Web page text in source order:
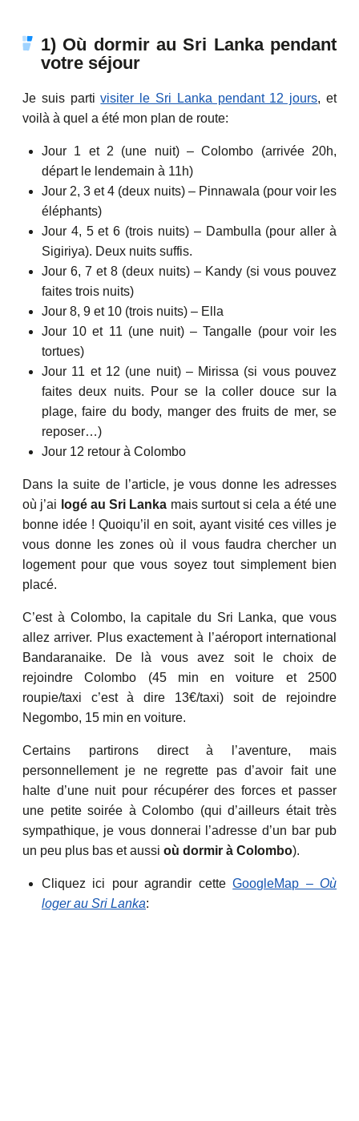
1) Où dormir au Sri Lanka pendant
votre séjour
Je suis partivisiter le Sri Lanka pendant 12 jours, et
voilà à quel a été mon plan de route:
Jour 1 et 2 (une nuit) – Colombo (arrivée 20h,
départ le lendemain à 11h)
Jour 2, 3 et 4 (deux nuits) – Pinnawala (pour voir les
éléphants)
Jour 4, 5 et 6 (trois nuits) – Dambulla (pour aller à
Sigiriya). Deux nuits suffis.
Jour 6, 7 et 8 (deux nuits) – Kandy (si vous pouvez
faites trois nuits)
Jour 8, 9 et 10 (trois nuits) – Ella
Jour 10 et 11 (une nuit) – Tangalle (pour voir les
tortues)
Jour 11 et 12 (une nuit) – Mirissa (si vous pouvez
faites deux nuits. Pour se la coller douce sur la
plage, faire du body, manger des fruits de mer, se
reposer…)
Jour 12 retour à Colombo
Dans la suite de l’article, je vous donne les adresses
où j’ai logé au Sri Lanka mais surtout si cela a été une
bonne idée ! Quoiqu’il en soit, ayant visité ces villes je
vous donne les zones où il vous faudra chercher un
logement pour que vous soyez tout simplement bien
placé.
C’est à Colombo, la capitale du Sri Lanka, que vous
allez arriver. Plus exactement à l’aéroport international
Bandaranaike. De là vous avez soit le choix de
rejoindre Colombo (45 min en voiture et 2500
roupie/taxi c’est à dire 13€/taxi) soit de rejoindre
Negombo, 15 min en voiture.
Certains partirons direct à l’aventure, mais
personnellement je ne regrette pas d’avoir fait une
halte d’une nuit pour récupérer des forces et passer
une petite soirée à Colombo (qui d’ailleurs était très
sympathique, je vous donnerai l’adresse d’un bar pub
un peu plus bas et aussi où dormir à Colombo).
Cliquez ici pour agrandir cetteGoogleMap – Où
loger au Sri Lanka: